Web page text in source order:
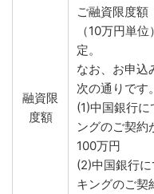
融資限
度額
ご融資限度額
（10万円単
定。
なお、お申込
次の通りです。
(1)中国銀行
ングのご契約
100万円
(2)中国銀行
キングのご契